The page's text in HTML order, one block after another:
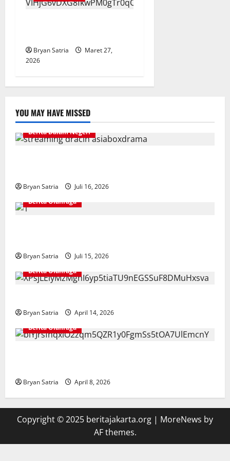
Bryan Satria
Maret 27,
2026
YOU MAY HAVE MISSED
Berita Dalam Negeri
Bryan Satria
Juli 16, 2026
Berita Olahraga
Bryan Satria
Juli 15, 2026
Berita Olahraga
Bryan Satria
April 14, 2026
Berita Olahraga
Bryan Satria April 8, 2026
Copyright © 2025 beritajakarta.org | MoreNews by
AF themes.